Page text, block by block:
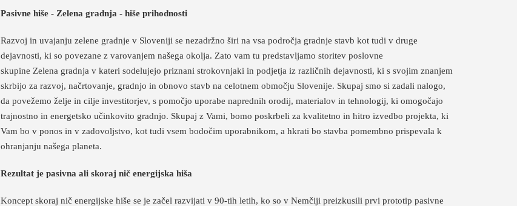
Pasivne hiše - Zelena gradnja - hiše prihodnosti
Razvoj in uvajanju zelene gradnje v Sloveniji se nezadržno širi na vsa področja gradnje stavb kot tudi v druge
dejavnosti, ki so povezane z varovanjem našega okolja. Zato vam tu predstavljamo storitev poslovne
skupine Zelena gradnja v kateri sodelujejo priznani strokovnjaki in podjetja iz različnih dejavnosti, ki s svojim znanjem
skrbijo za razvoj, načrtovanje, gradnjo in obnovo stavb na celotnem območju Slovenije. Skupaj smo si zadali nalogo,
da povežemo želje in cilje investitorjev, s pomočjo uporabe naprednih orodij, materialov in tehnologij, ki omogočajo
trajnostno in energetsko učinkovito gradnjo. Skupaj z Vami, bomo poskrbeli za kvalitetno in hitro izvedbo projekta, ki
Vam bo v ponos in v zadovoljstvo, kot tudi vsem bodočim uporabnikom, a hkrati bo stavba pomembno prispevala k
ohranjanju našega planeta.
Rezultat je pasivna ali skoraj nič energijska hiša
Koncept skoraj nič energijske hiše se je začel razvijati v 90-tih letih, ko so v Nemčiji preizkusili prvi prototip pasivne